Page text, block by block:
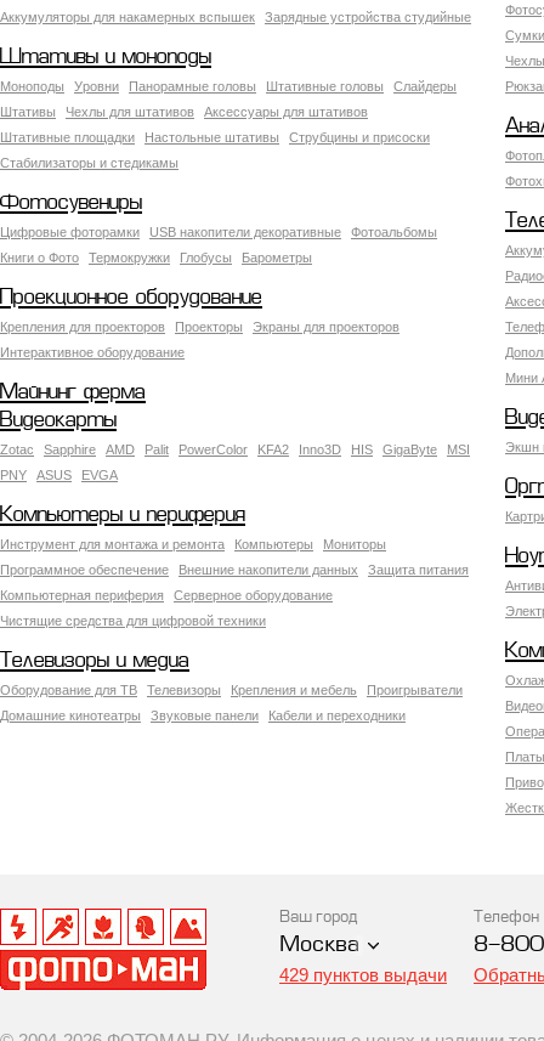
Аккумуляторы для накамерных вспышек
Зарядные устройства студийные
Штативы и моноподы
Моноподы Уровни Панорамные головы Штативные головы
Слайдеры
Штативы
Чехлы для штативов
Аксессуары для штативов
Штативные площадки
Настольные штативы
Струбцины и присоски
Стабилизаторы и стедикамы
Фотосувениры
Цифровые фоторамки USB накопители декоративные
Фотоальбомы
Книги о Фото
Термокружки Глобусы Барометры
Мини
Проекционное оборудование
Крепления для проекторов Проекторы
Экраны для проекторов
Интерактивное оборудование
Майнинг ферма
Экшн
Видеокарты
Zotac Sapphire AMD Palit PowerColor KFA2 Inno3D HIS GigaByte
MSI
PNY
ASUS EVGA
Компьютеры и периферия
Инструмент для монтажа и ремонта Компьютеры
Мониторы
Программное обеспечение
Внешние накопители данных
Защита питания
Компьютерная периферия
Серверное оборудование
Чистящие средства для цифровой техники
Телевизоры и медиа
Оборудование для ТВ Телевизоры Крепления и мебель
Проигрыватели
Домашние кинотеатры
Звуковые панели Кабели и переходники
Ваш город
Москва
429 пунктов выдачи
Телефон
8-